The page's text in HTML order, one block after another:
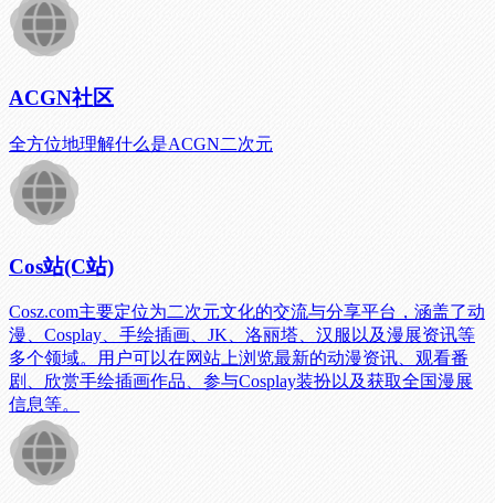
ACGN社区
全方位地理解什么是ACGN二次元
Cos站(C站)
Cosz.com主要定位为二次元文化的交流与分享平台，涵盖了动
漫、Cosplay、手绘插画、JK、洛丽塔、汉服以及漫展资讯等
多个领域。用户可以在网站上浏览最新的动漫资讯、观看番
剧、欣赏手绘插画作品、参与Cosplay装扮以及获取全国漫展
信息等。